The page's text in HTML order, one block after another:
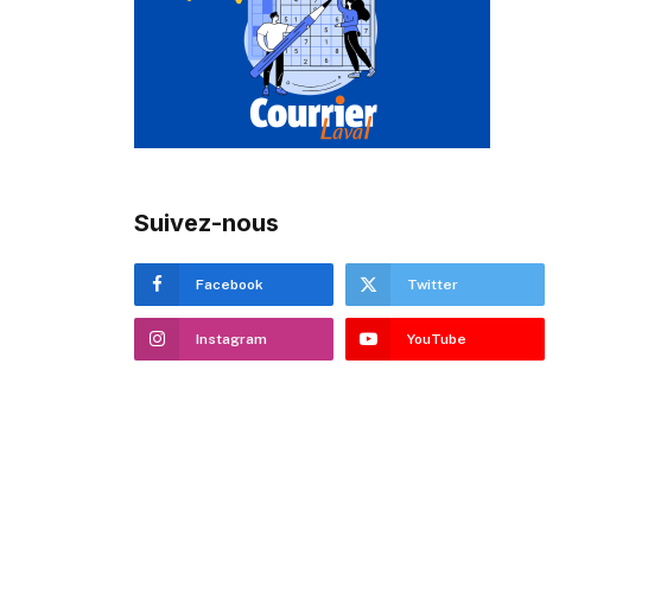
Suivez-nous
Facebook Twitter
Instagram YouTube